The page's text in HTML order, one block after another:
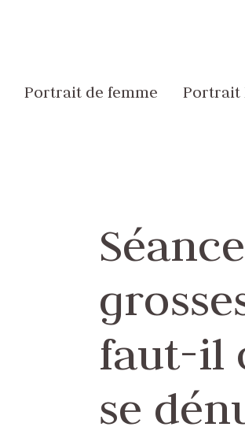
Portrait de femme Portrait
faut-il
se